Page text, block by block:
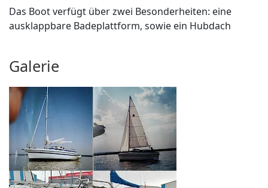
Das Boot verfügt über zwei Besonderheiten: eine
ausklappbare Badeplattform, sowie ein Hubdach
Galerie